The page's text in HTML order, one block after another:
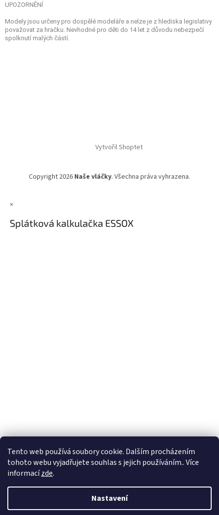
Tento web používá soubory cookie. Dalším procházením
tohoto webu vyjadřujete souhlas s jejich používáním.. Více
informacízde.
Nastavení
UPOZORNĚNÍ
Modely jsou určeny pro dospělé modeláře a nelze je z hlediska legislativy
považovat za hračku. Nevhodné pro děti do 14 let z důvodu nebezpečí
spolknutí malých částí.
Vytvořil Shoptet
Copyright 2026 Naše vláčky. Všechna práva vyhrazena.
×
Splátková kalkulačka ESSOX